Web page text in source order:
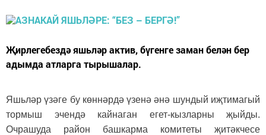
Җирлегебездә яшьләр актив, бүгенге заман белән бер
адымда атларга тырышалар.
Яшьләр үзәге бу көннәрдә үзенә әнә шундый иҗтимагый
тормыш эчендә кайнаган егет-кызларны җыйды.
Очрашуда район башкарма комитеты җитәкчесе